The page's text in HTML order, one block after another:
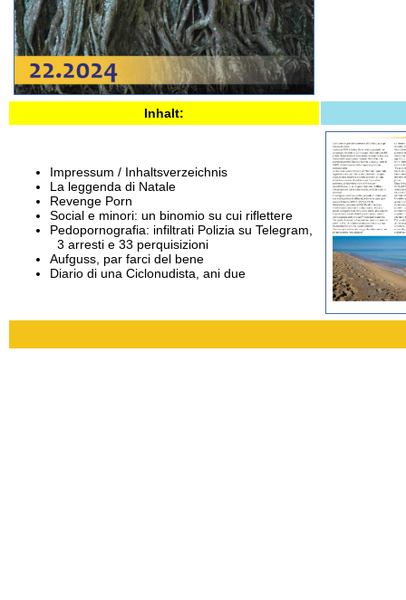
Inhalt:
Impressum / Inhaltsverzeichnis
La leggenda di Natale
Revenge Porn
Social e minori: un binomio su cui riflettere
Pedopornografia: infiltrati Polizia su Telegram,
3 arresti e 33 perquisizioni
Aufguss, par farci del bene
Diario di una Ciclonudista, ani due